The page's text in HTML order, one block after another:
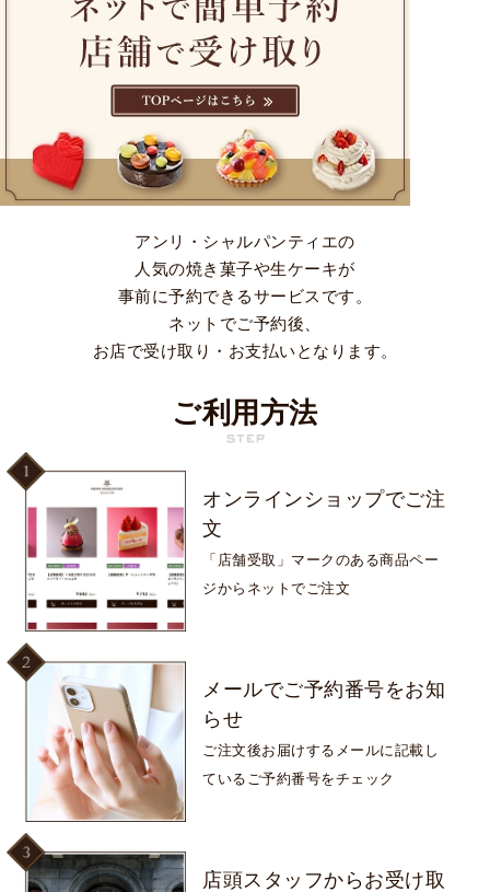
アンリ・シャルパンティエの
人気の焼き菓子や生ケーキが
事前に予約できるサービスです。
ネットでご予約後、
お店で受け取り・お支払いとなります。
ご利用方法
オンラインショップでご注
文
「店舗受取」マークのある商品ペー
ジからネットでご注文
メールでご予約番号をお知
らせ
ご注文後お届けするメールに記載し
ているご予約番号をチェック
店頭スタッフからお受け取